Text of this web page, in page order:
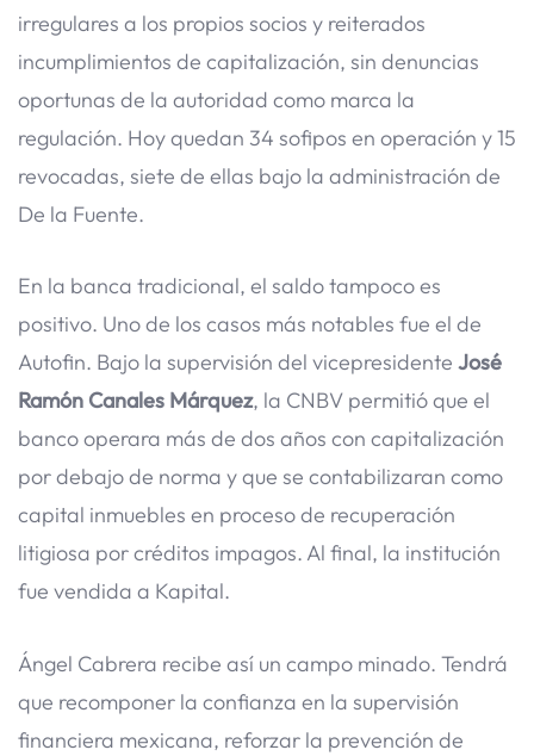
irregulares a los propios socios y reiterados
incumplimientos de capitalización, sin denuncias
oportunas de la autoridad como marca la
regulación. Hoy quedan 34 sofipos en operación y 15
revocadas, siete de ellas bajo la administración de
De la Fuente.
En la banca tradicional, el saldo tampoco es
positivo. Uno de los casos más notables fue el de
Autofin. Bajo la supervisión del vicepresidente José
Ramón Canales Márquez, la CNBV permitió que el
banco operara más de dos años con capitalización
por debajo de norma y que se contabilizaran como
capital inmuebles en proceso de recuperación
litigiosa por créditos impagos. Al final, la institución
fue vendida a Kapital.
Ángel Cabrera recibe así un campo minado. Tendrá
que recomponer la confianza en la supervisión
financiera mexicana, reforzar la prevención de